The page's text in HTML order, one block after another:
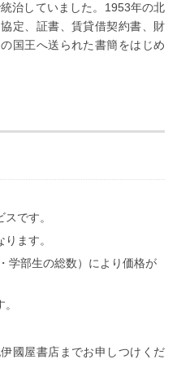
治していました。1953年の北
定、証書、賃貸借契約書、財
国王へ送られた書簡をはじめ
です。
ます。
学部生の総数）により価格が
國屋書店までお申しつけくだ